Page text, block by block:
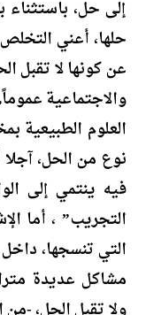
إلى حل، باستثناء
حلها، أعني التخلص
عن كونها لا تقبل
والاجتماعية
العلوم الطبيعية
نوع من الحل،
فيه ينتمي إلى
التجريب” ، أما
التي تنسجها،
مشاكل عديدة